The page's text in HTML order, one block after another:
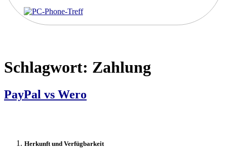
Schlagwort: Zahlung
PayPal vs Wero
Herkunft und Verfügbarkeit